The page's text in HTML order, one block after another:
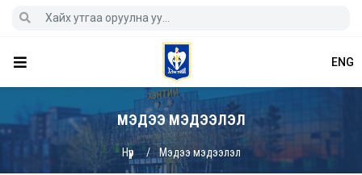
ENG
МЭДЭЭ МЭДЭЭЛЭЛ
Нүүр Мэдээ мэдээлэл